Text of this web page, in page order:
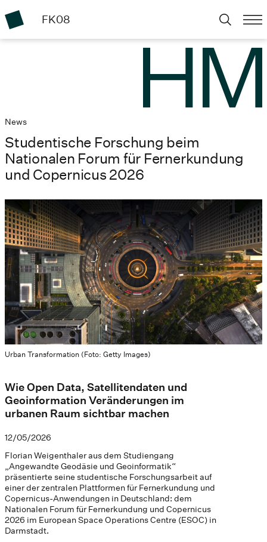
FK08
News
Studentische Forschung beim
Nationalen Forum für Fernerkundung
und Copernicus 2026
Urban Transformation (Foto: Getty Images)
Wie Open Data, Satellitendaten und
Geoinformation Veränderungen im
urbanen Raum sichtbar machen
12/05/2026
Florian Weigenthaler aus dem Studiengang
„Angewandte Geodäsie und Geoinformatik“
präsentierte seine studentische Forschungsarbeit auf
einer der zentralen Plattformen für Fernerkundung und
Copernicus-Anwendungen in Deutschland: dem
Nationalen Forum für Fernerkundung und Copernicus
2026 im European Space Operations Centre (ESOC) in
Darmstadt.